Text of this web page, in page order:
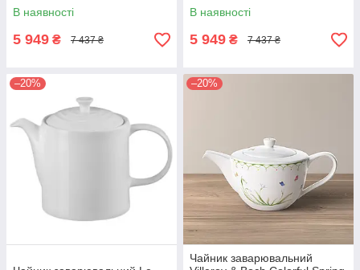
В наявності
5 949 ₴ 7 437 ₴
В наявності
5 949 ₴ 7 437 ₴
–20% –20%
Чайник заварювальний